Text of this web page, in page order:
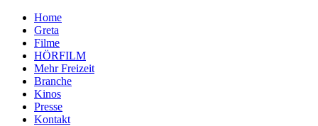
Home
Greta
Filme
HÖRFILM
Mehr Freizeit
Branche
Kinos
Presse
Kontakt